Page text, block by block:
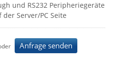
und RS232 Peripheriegeräte
Server/PC Seite
Anfrage senden